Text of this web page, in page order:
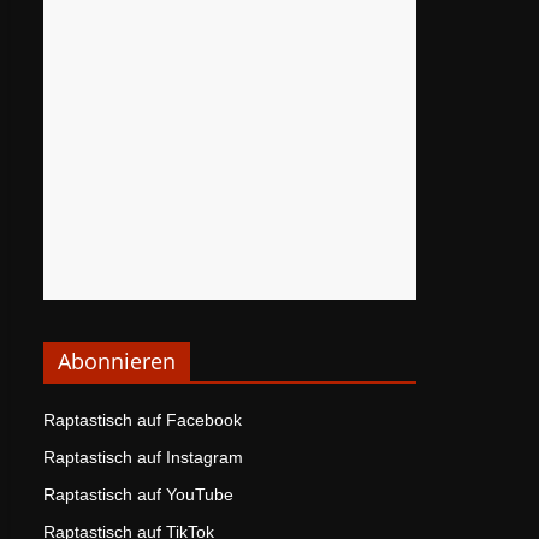
Abonnieren
Raptastisch auf Facebook
Raptastisch auf Instagram
Raptastisch auf YouTube
Raptastisch auf TikTok